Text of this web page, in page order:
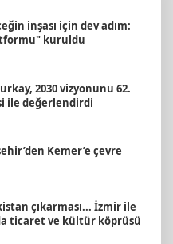
inşası için dev adım:
kuruldu
2030 vizyonunu 62.
ile değerlendirdi
Kemer’e çevre
çıkarması... İzmir ile
ticaret ve kültür köprüsü